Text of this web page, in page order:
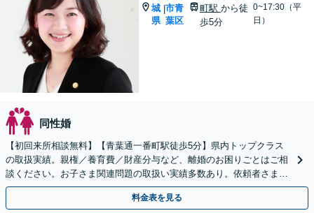
城
県
|市青
葉区
町駅 から徒
歩5分
0~17:30（平
日）
同性婚
【初回来所相談無料】【青葉通一番町駅徒歩5分】県内トップクラス
の取扱実績。親権／養育費／財産分与など、離婚のお困りごとはご相
談ください。お子さま関連問題の取扱い実績多数あり。依頼者さまの
状況やご要望に寄り添い、最善の解決を目指します。
料金表を見る